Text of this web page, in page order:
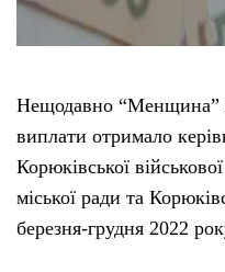
Нещодавно “Менщина”
виплати отримало
Корюківської
міської ради та
березня-грудня 2022